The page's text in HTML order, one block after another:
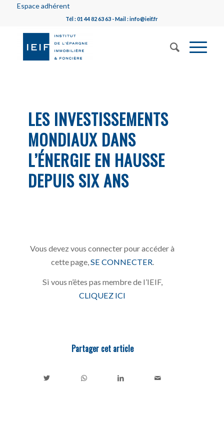
Espace adhérent
Tél : 01 44 82 63 63 - Mail : info@ieif.fr
LES INVESTISSEMENTS
MONDIAUX DANS
L’ÉNERGIE EN HAUSSE
DEPUIS SIX ANS
Vous devez vous connecter pour accéder à
cette page, SE CONNECTER
Si vous n’êtes pas membre de l’IEIF,
CLIQUEZ ICI
Partager cet article